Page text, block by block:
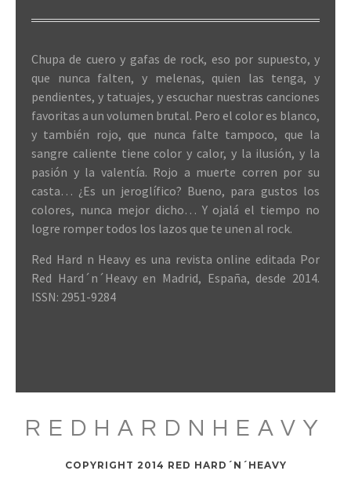
Chupa de cuero y gafas de rock, eso por supuesto, y
que nunca falten, y melenas, quien las tenga, y
pendientes, y tatuajes, y escuchar nuestras canciones
favoritas a un volumen brutal. Pero el color es blanco,
y también rojo, que nunca falte tampoco, que la
sangre caliente tiene color y calor, y la ilusión, y la
pasión y la valentía. Rojo a muerte corren por su
casta… ¿Es un jeroglífico? Bueno, para gustos los
colores, nunca mejor dicho… Y ojalá el tiempo no
logre romper todos los lazos que te unen al rock.
Red Hard n Heavy es una revista online editada Por
Red Hard´n´Heavy en Madrid, España, desde 2014.
ISSN: 2951-9284
REDHARDNHEAVY
COPYRIGHT 2014 RED HARD´N´HEAVY